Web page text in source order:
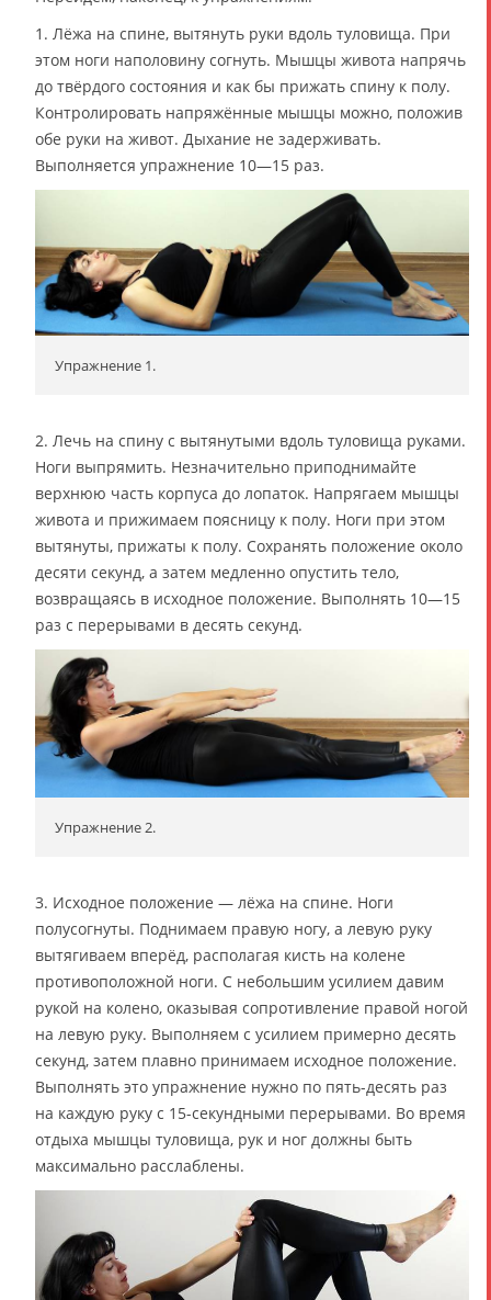
1. Лёжа на спине, вытянуть руки вдоль туловища. При
этом ноги наполовину согнуть. Мышцы живота напрячь
до твёрдого состояния и как бы прижать спину к полу.
Контролировать напряжённые мышцы можно, положив
обе руки на живот. Дыхание не задерживать.
Выполняется упражнение 10—15 раз.
Упражнение 1.
2. Лечь на спину с вытянутыми вдоль туловища руками.
Ноги выпрямить. Незначительно приподнимайте
верхнюю часть корпуса до лопаток. Напрягаем мышцы
живота и прижимаем поясницу к полу. Ноги при этом
вытянуты, прижаты к полу. Сохранять положение около
десяти секунд, а затем медленно опустить тело,
возвращаясь в исходное положение. Выполнять 10—15
раз с перерывами в десять секунд.
Упражнение 2.
3. Исходное положение — лёжа на спине. Ноги
полусогнуты. Поднимаем правую ногу, а левую руку
вытягиваем вперёд, располагая кисть на колене
противоположной ноги. С небольшим усилием давим
рукой на колено, оказывая сопротивление правой ногой
на левую руку. Выполняем с усилием примерно десять
секунд, затем плавно принимаем исходное положение.
Выполнять это упражнение нужно по пять-десять раз
на каждую руку с 15-секундными перерывами. Во время
отдыха мышцы туловища, рук и ног должны быть
максимально расслаблены.